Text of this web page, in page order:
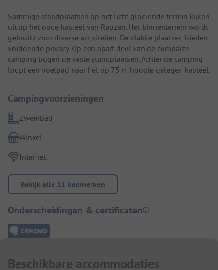
Sommige standplaatsen op het licht glooiende terrein kijken
uit op het oude kasteel van Rauzan. Het binnenterrein wordt
gebruikt voor diverse activiteiten. De vlakke plaatsen bieden
voldoende privacy. Op een apart deel van de compacte
camping liggen de vaste standplaatsen. Achter de camping
loopt een voetpad naar het op 75 m hoogte gelegen kasteel.
Campingvoorzieningen
Zwembad
Winkel
Internet
Bekijk alle 11 kenmerken
Onderscheidingen & certificaten
Beschikbare accommodaties